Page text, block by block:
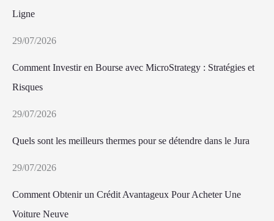
Ligne
29/07/2026
Comment Investir en Bourse avec MicroStrategy : Stratégies et
Risques
29/07/2026
Quels sont les meilleurs thermes pour se détendre dans le Jura
29/07/2026
Comment Obtenir un Crédit Avantageux Pour Acheter Une
Voiture Neuve